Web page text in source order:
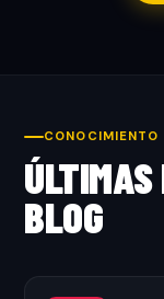
CONOCIMIENTO
BLOG